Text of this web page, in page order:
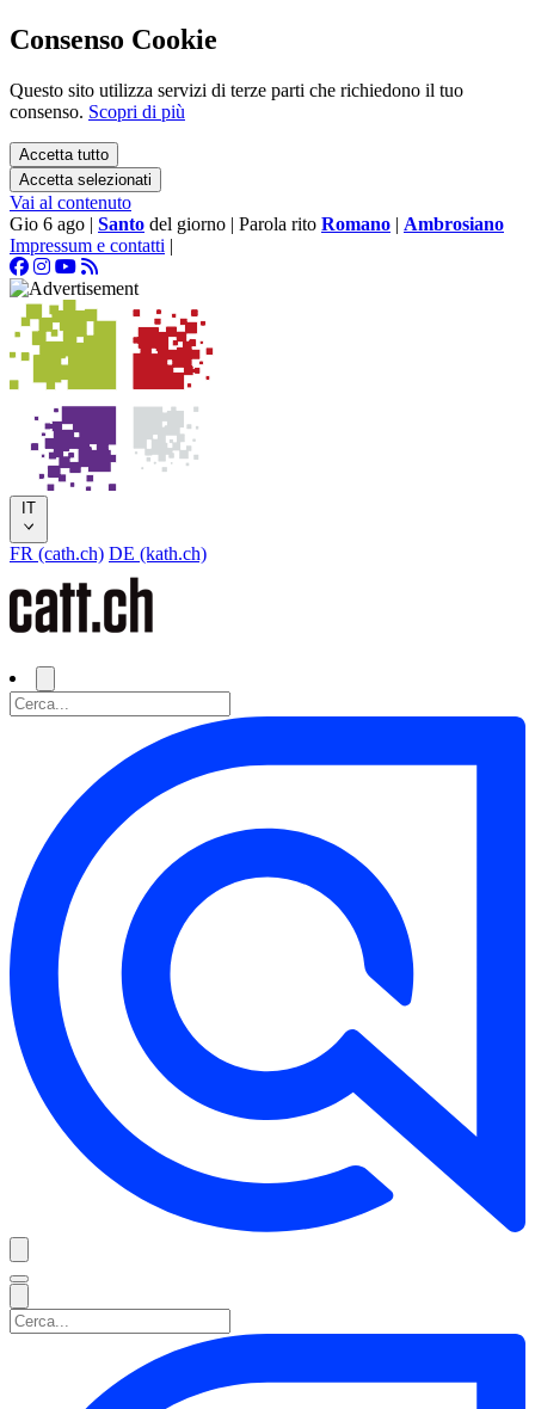
Consenso Cookie
Questo sito utilizza servizi di terze parti che richiedono il tuo
consenso. Scopri di più
Accetta tutto
Accetta selezionati
Vai al contenuto
Gio 6 ago | Santo del giorno | Parola rito Romano | Ambrosiano
Impressum e contatti |
IT
FR (cath.ch) DE (kath.ch)